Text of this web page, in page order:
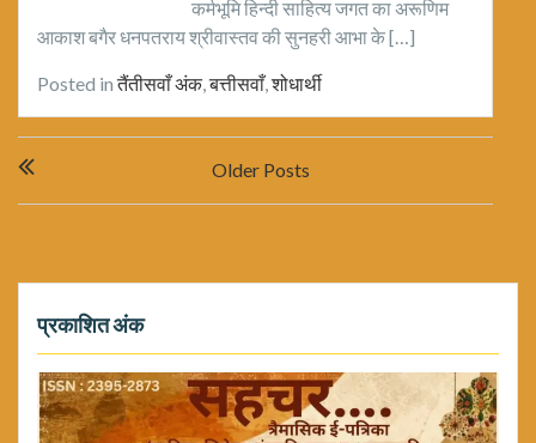
कर्मभूमि हिन्दी साहित्य जगत का अरूणिम
आकाश बगैर‌ धनपतराय श्रीवास्तव की सुनहरी आभा के […]
Posted inतैंतीसवाँ अंक,बत्तीसवाँ,शोधार्थी
navigation
Older Posts
प्रकाशित अंक